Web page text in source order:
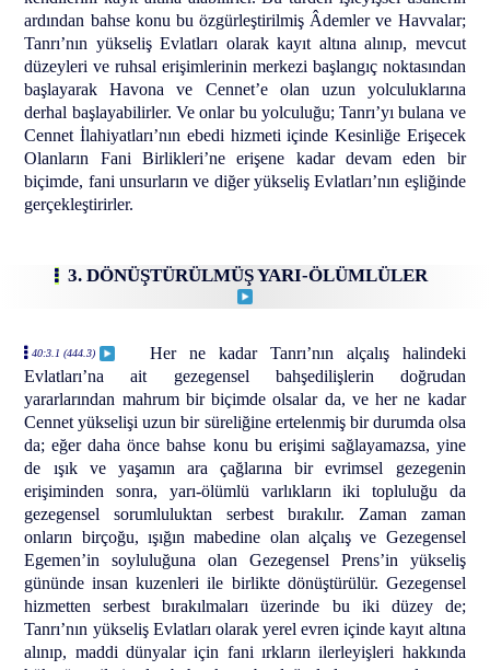
ardından bahse konu bu özgürleştirilmiş Âdemler ve Havvalar;
Tanrı’nın yükseliş Evlatları olarak kayıt altına alınıp, mevcut
düzeyleri ve ruhsal erişimlerinin merkezi başlangıç noktasından
başlayarak Havona ve Cennet’e olan uzun yolculuklarına
derhal başlayabilirler. Ve onlar bu yolculuğu; Tanrı’yı bulana ve
Cennet İlahiyatları’nın ebedi hizmeti içinde Kesinliğe Erişecek
Olanların Fani Birlikleri’ne erişene kadar devam eden bir
biçimde, fani unsurların ve diğer yükseliş Evlatları’nın eşliğinde
gerçekleştirirler.
3. DÖNÜŞTÜRÜLMÜŞ YARI-ÖLÜMLÜLER
40:3.1 (444.3)
Her ne kadar Tanrı’nın alçalış halindeki
Evlatları’na ait gezegensel bahşedilişlerin doğrudan
yararlarından mahrum bir biçimde olsalar da, ve her ne kadar
Cennet yükselişi uzun bir süreliğine ertelenmiş bir durumda olsa
da; eğer daha önce bahse konu bu erişimi sağlayamazsa, yine
de ışık ve yaşamın ara çağlarına bir evrimsel gezegenin
erişiminden sonra, yarı-ölümlü varlıkların iki topluluğu da
gezegensel sorumluluktan serbest bırakılır. Zaman zaman
onların birçoğu, ışığın mabedine olan alçalış ve Gezegensel
Egemen’in soyluluğuna olan Gezegensel Prens’in yükseliş
gününde insan kuzenleri ile birlikte dönüştürülür. Gezegensel
hizmetten serbest bırakılmaları üzerinde bu iki düzey de;
Tanrı’nın yükseliş Evlatları olarak yerel evren içinde kayıt altına
alınıp, maddi dünyalar için fani ırkların ilerleyişleri hakkında